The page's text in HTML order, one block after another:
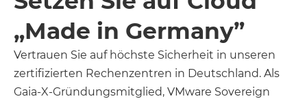
„Made in Germany”
Vertrauen Sie auf höchste Sicherheit in unseren
zertifizierten Rechenzentren in Deutschland. Als
Gaia-X-Gründungsmitglied, VMware Sovereign